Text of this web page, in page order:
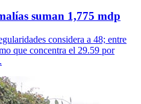
suman 1,775 mdp
considera a 48; entre
que concentra el 29.59 por